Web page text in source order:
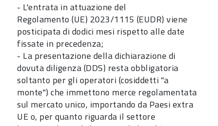
- L'entrata in attuazione del
Regolamento (UE) 2023/1115 (EUDR) viene
posticipata di dodici mesi rispetto alle date
fissate in precedenza;
- La presentazione della dichiarazione di
dovuta diligenza (DDS) resta obbligatoria
soltanto per gli operatori (cosiddetti "a
monte") che immettono merce regolamentata
sul mercato unico, importando da Paesi extra
UE o, per quanto riguarda il settore